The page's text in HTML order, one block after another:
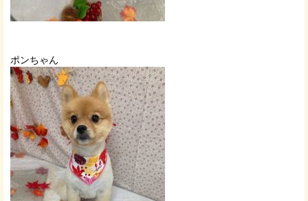
ポンちゃん